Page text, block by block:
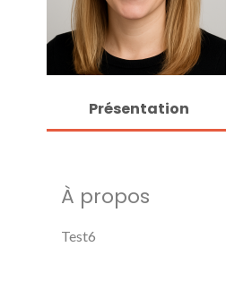
Présentation
À propos
Test6